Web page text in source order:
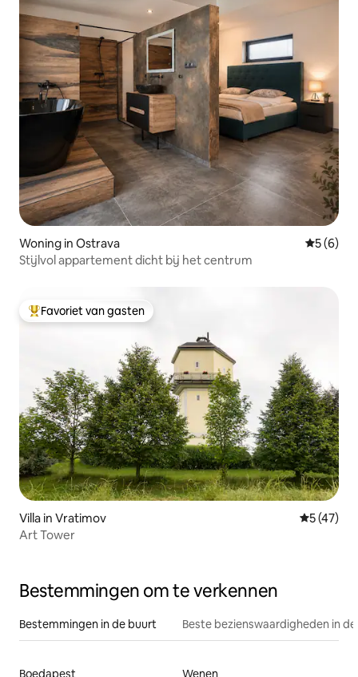
Woning in Ostrava
5 (6)
Stijlvol appartement dicht bij het centrum
Topfavoriet van gasten
Favoriet van gasten
Villa in Vratimov
5 (47)
Art Tower
Bestemmingen om te verkennen
Bestemmingen in de buurt Beste bezienswaardigheden in
Boedapest Wenen